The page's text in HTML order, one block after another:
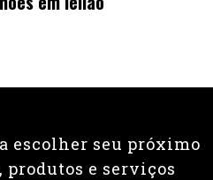
escolher seu próximo
produtos e serviços